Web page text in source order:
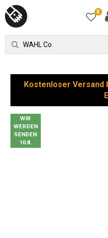
0
Kostenloser Versand
WIR
WERDEN
SENDEN
10.8.